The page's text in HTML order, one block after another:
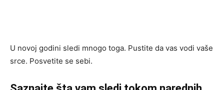
U novoj godini sledi mnogo toga. Pustite da vas vodi vaše
srce. Posvetite se sebi.